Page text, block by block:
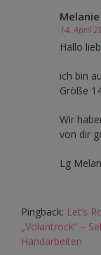
14. April
Hallo
ich bin
Größe
Wir
von dir
Lg
Pingback: Let’s
„Volantrock“ –
Handarbeiten